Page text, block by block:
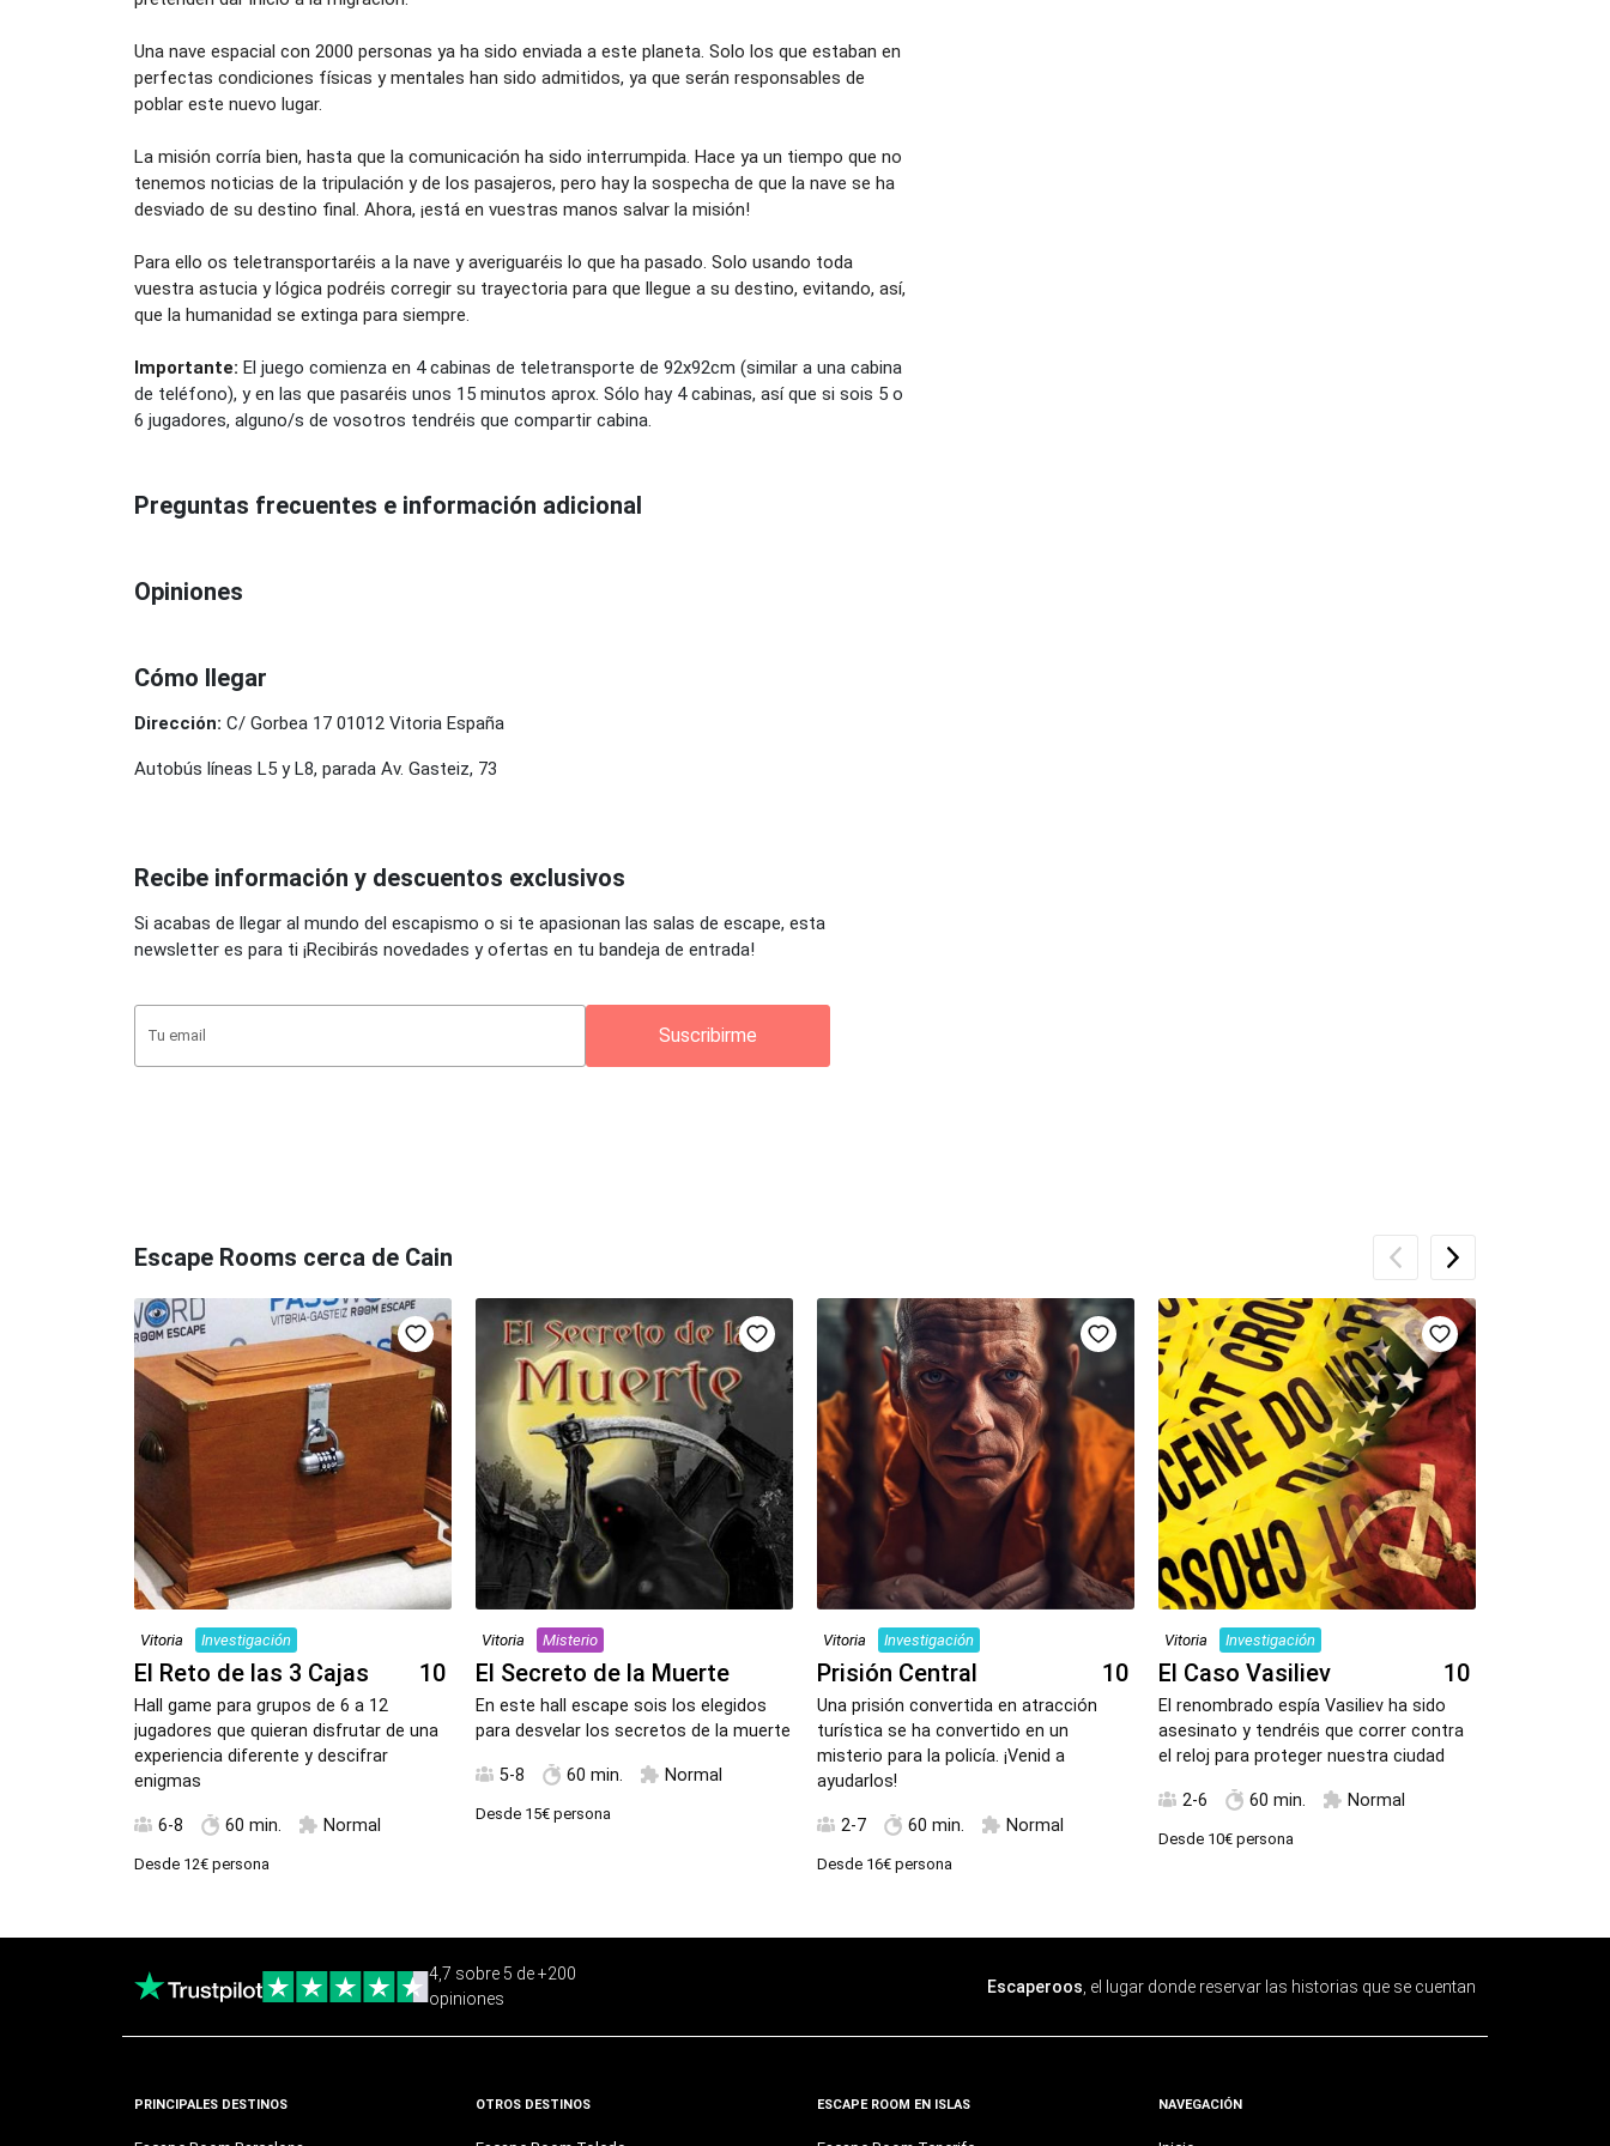
Una nave espacial con 2000 personas ya ha sido enviada a este planeta. Solo los que estaban en
perfectas condiciones físicas y mentales han sido admitidos, ya que serán responsables de
poblar este nuevo lugar.
La misión corría bien, hasta que la comunicación ha sido interrumpida. Hace ya un tiempo que no
tenemos noticias de la tripulación y de los pasajeros, pero hay la sospecha de que la nave se ha
desviado de su destino final. Ahora, ¡está en vuestras manos salvar la misión!
Para ello os teletransportaréis a la nave y averiguaréis lo que ha pasado. Solo usando toda
vuestra astucia y lógica podréis corregir su trayectoria para que llegue a su destino, evitando, así,
que la humanidad se extinga para siempre.
Importante: El juego comienza en 4 cabinas de teletransporte de 92x92cm (similar a una cabina
de teléfono), y en las que pasaréis unos 15 minutos aprox. Sólo hay 4 cabinas, así que si sois 5 o
6 jugadores, alguno/s de vosotros tendréis que compartir cabina.
Preguntas frecuentes e información adicional
Opiniones
Cómo llegar
Dirección: C/ Gorbea 17 01012 Vitoria España
Autobús líneas L5 y L8, parada Av. Gasteiz, 73
Recibe información y descuentos exclusivos
Si acabas de llegar al mundo del escapismo o si te apasionan las salas de escape, esta
newsletter es para ti ¡Recibirás novedades y ofertas en tu bandeja de entrada!
Suscribirme
Escape Rooms cerca de Cain
Vitoria Investigación
El Reto de las 3 Cajas 10
Hall game para grupos de 6 a 12
jugadores que quieran disfrutar de una
experiencia diferente y descifrar
enigmas
6-8 60 min. Normal
Desde 12€ persona
Vitoria Misterio
El Secreto de la Muerte
En este hall escape sois los elegidos
para desvelar los secretos de la muerte
5-8 60 min. Normal
Desde 15€ persona
Vitoria Investigación
Prisión Central 10
Una prisión convertida en atracción
turística se ha convertido en un
misterio para la policía. ¡Venid a
ayudarlos!
2-7 60 min. Normal
Desde 16€ persona
Vitoria Investigación
El Caso Vasiliev 10
El renombrado espía Vasiliev ha sido
asesinato y tendréis que correr contra
el reloj para proteger nuestra ciudad
2-6 60 min. Normal
Desde 10€ persona
4,7 sobre 5 de +200
opiniones
Escaperoos , el lugar donde reservar las historias que se cuentan
PRINCIPALES DESTINOS OTROS DESTINOS ESCAPE ROOM EN ISLAS NAVEGACIÓN